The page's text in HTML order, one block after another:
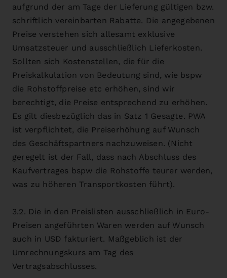
aufgrund der am Tage der Lieferung gültigen bzw.
schriftlich vereinbarten Rabatte. Die angegebenen
Preise verstehen sich allesamt exklusive
Umsatzsteuer und ausschließlich Lieferkosten.
Sollten sich Kostenstellen, die für die
Preiskalkulation von Bedeutung sind, wie bspw
die Rohstoffpreise etc erhöhen, sind wir
berechtigt, die Preise entsprechend zu erhöhen.
Es gilt diesbezüglich das in Satz 1 Gesagte. PWA
ist verpflichtet, die Preiserhöhung auf Wunsch
des Geschäftspartners nachzuweisen. (Nicht
geregelt ist der Fall, dass nach Abschluss des
Kaufvertrages bspw die Rohstoffe teurer werden,
was zu höheren Transportkosten führt).
3.2. Die in den Preislisten ausschließlich in Euro-
Preisen angeführten Waren werden auf Wunsch
auch in USD fakturiert. Maßgeblich ist der
Umrechnungskurs am Tag des
Vertragsabschlusses.